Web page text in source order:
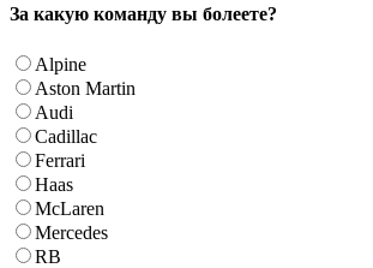
За какую команду вы болеете?
Alpine
Aston Martin
Audi
Cadillac
Ferrari
Haas
McLaren
Mercedes
RB